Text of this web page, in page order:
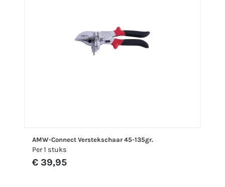
AMW-Connect Verstekschaar 45-135gr.
Per 1 stuks
€ 39,95